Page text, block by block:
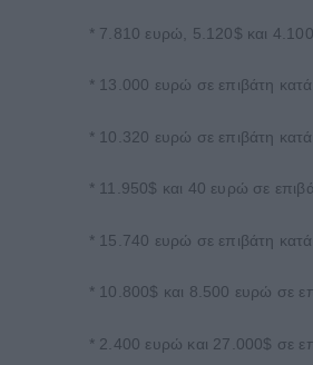
* 7.810 ευρώ, 5.120$ και 4.100
* 13.000 ευρώ σε επιβάτη
* 10.320 ευρώ σε επιβάτη
* 11.950$ και 40 ευρώ σε
* 15.740 ευρώ σε επιβάτη κατά
* 10.800$ και 8.500 ευρώ σε
* 2.400 ευρώ και 27.000$ σε